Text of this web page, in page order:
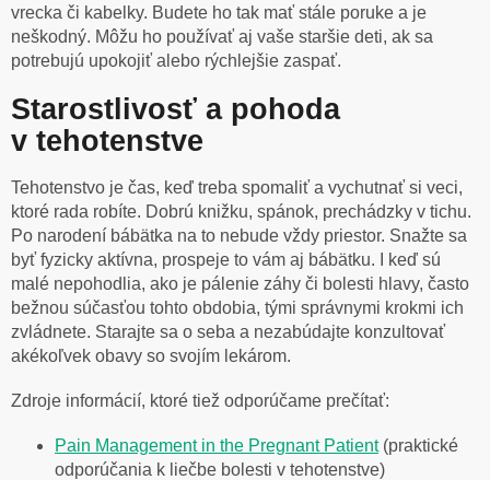
vrecka či kabelky. Budete ho tak mať stále poruke a je
neškodný. Môžu ho používať aj vaše staršie deti, ak sa
potrebujú upokojiť alebo rýchlejšie zaspať.
Starostlivosť a pohoda
v tehotenstve
Tehotenstvo je čas, keď treba spomaliť a vychutnať si veci,
ktoré rada robíte. Dobrú knižku, spánok, prechádzky v tichu.
Po narodení bábätka na to nebude vždy priestor. Snažte sa
byť fyzicky aktívna, prospeje to vám aj bábätku. I keď sú
malé nepohodlia, ako je pálenie záhy či bolesti hlavy, často
bežnou súčasťou tohto obdobia, tými správnymi krokmi ich
zvládnete. Starajte sa o seba a nezabúdajte konzultovať
akékoľvek obavy so svojím lekárom.
Zdroje informácií, ktoré tiež odporúčame prečítať:
Pain Management in the Pregnant Patient(praktické
odporúčania k liečbe bolesti v tehotenstve)